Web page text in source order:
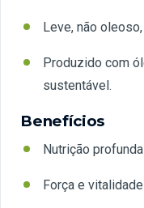
Leve, não
Produzido com
sustentável.
Benefícios
Nutrição
Força e